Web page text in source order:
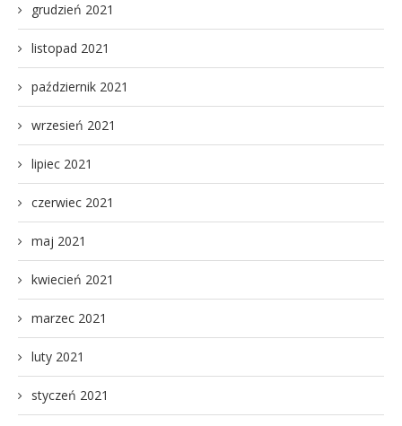
grudzień 2021
listopad 2021
październik 2021
wrzesień 2021
lipiec 2021
czerwiec 2021
maj 2021
kwiecień 2021
marzec 2021
luty 2021
styczeń 2021